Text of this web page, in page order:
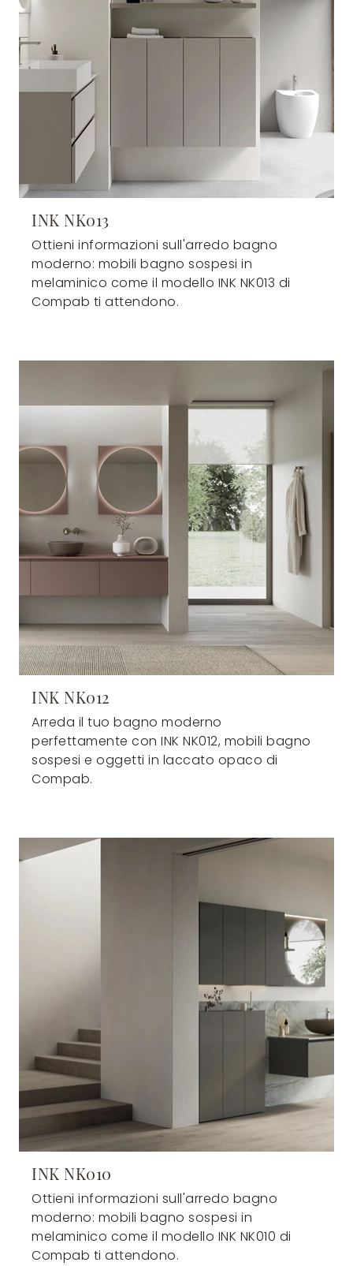
INK NK013
Ottieni informazioni sull'arredo bagno
moderno: mobili bagno sospesi in
melaminico come il modello INK NK013 di
Compab ti attendono.
INK NK012
Arreda il tuo bagno moderno
perfettamente con INK NK012, mobili bagno
sospesi e oggetti in laccato opaco di
Compab.
INK NK010
Ottieni informazioni sull'arredo bagno
moderno: mobili bagno sospesi in
melaminico come il modello INK NK010 di
Compab ti attendono.